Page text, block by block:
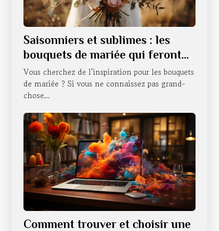
Saisonniers et sublimes : les
bouquets de mariée qui feront
battre votre cœur tout au long
de l'année
Vous cherchez de l’inspiration pour les bouquets
de mariée ? Si vous ne connaissez pas grand-
chose...
Comment trouver et choisir une